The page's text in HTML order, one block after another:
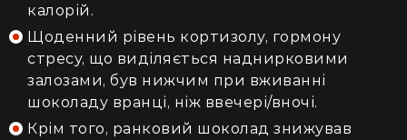
калорій.
Щоденний рівень кортизолу, гормону
стресу, що виділяється наднирковими
залозами, був нижчим при вживанні
шоколаду вранці, ніж ввечері/вночі.
Крім того, ранковий шоколад знижував